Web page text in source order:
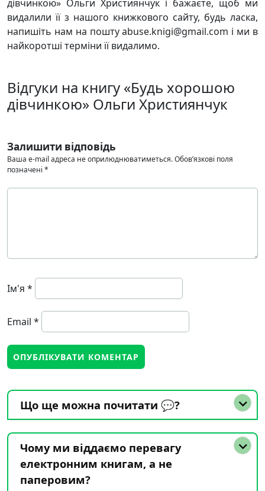
дівчинкою» Ольги Християнчук і бажаєте, щоб ми
видалили її з нашого книжкового сайту, будь ласка,
напишіть нам на пошту abuse.knigi@gmail.com і ми в
найкоротші терміни її видалимо.
Відгуки на книгу «Будь хорошою
дівчинкою» Ольги Християнчук
Залишити відповідь
Ваша e-mail адреса не оприлюднюватиметься.Обов’язкові поля
позначені *
Ім'я *
Email *
Що ще можна почитати 💬?
Чому ми віддаємо перевагу
електронним книгам, а не
паперовим?